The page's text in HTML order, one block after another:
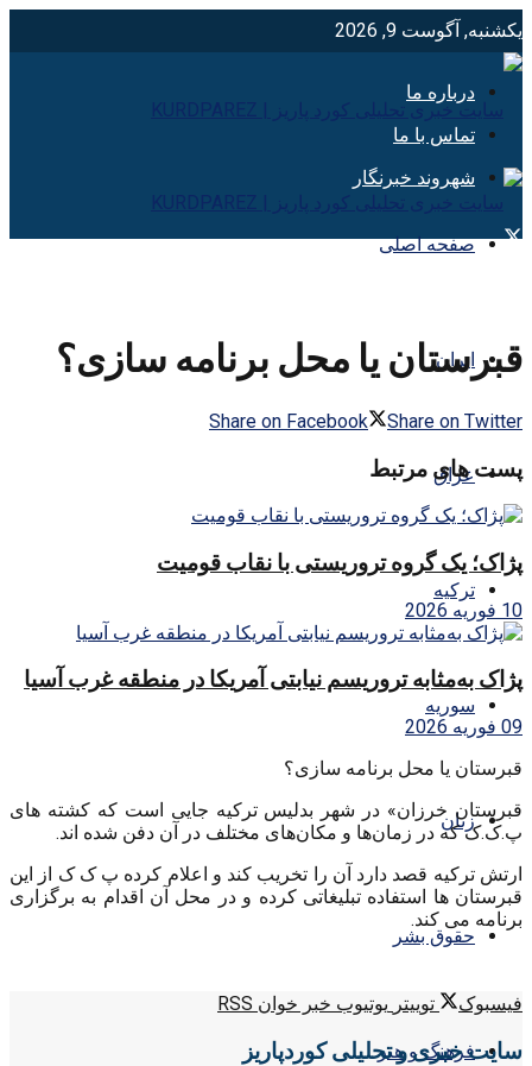
یکشنبه, آگوست 9, 2026
درباره ما
تماس با ما
شهروند خبرنگار
صفحه اصلی
ایران
عراق
ترکیه
سوریه
زنان
حقوق بشر
فرهنگ و هنر
قبرستان یا محل برنامه سازی؟
Share on Facebook Share on Twitter
پست های مرتبط
پژاک؛ یک گروه تروریستی با نقاب قومیت
10 فوریه 2026
پژاک به‌مثابه تروریسم نیابتی آمریکا در منطقه غرب آسیا
09 فوریه 2026
قبرستان یا محل برنامه سازی؟
قبرستان خرزان» در شهر بدلیس ترکیه جایی است که کشته های
پ.ک.ک که در زمان‌ها و مکان‌های مختلف در آن دفن شده اند.
ارتش ترکیه قصد دارد آن را تخریب کند و اعلام کرده پ ک ک از این
قبرستان ها استفاده تبلیغاتی کرده و در محل آن اقدام به برگزاری
برنامه می کند.
فیسبوک توییتر یوتیوب خبر خوان RSS
سایت خبری و تحلیلی کوردپاریز